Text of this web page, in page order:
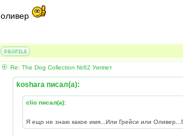
оливер
Re: The Dog Collection №62 Уиппет
koshara писал(а):
clio писал(а):
Я ещо не знаю какое имя...Или Грейси или